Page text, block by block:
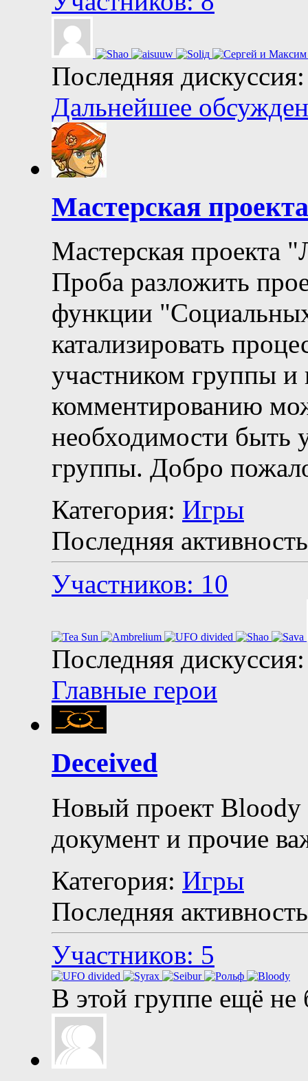
Последняя дискуссия:
Дальнейшее
Мастерская
Мастерская проекта
Проба разложить
функции
катализировать
участником группы и
комментированию
необходимости быть
группы. Добро
Категория: Игры
Последняя
Участников: 10
Последняя дискуссия:
Главные герои
Deceived
Новый проект Bloody
документ и прочие
Категория: Игры
Последняя
Участников: 5
В этой группе ещё не